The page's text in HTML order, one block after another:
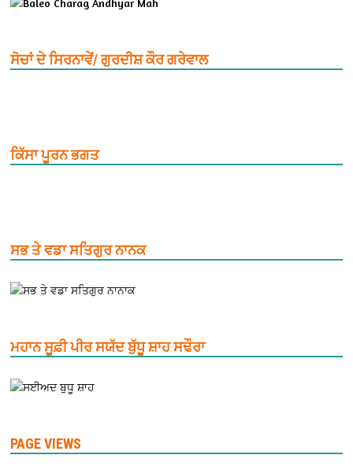
ਸੋਚਾਂ ਦੇ ਸਿਰਨਾਵੇਂ/ ਗੁਰਦੀਸ਼ ਕੌਰ ਗਰੇਵਾਲ
ਕਿੱਸਾ ਪੂਰਨ ਭਗਤ
ਸਭ ਤੇ ਵਡਾ ਸਤਿਗੁਰ ਨਾਨਕ
ਮਹਾਨ ਸੂਫ਼ੀ ਪੀਰ ਸਯੱਦ ਬੁੱਧੂ ਸ਼ਾਹ ਸਢੌਰਾ
PAGE VIEWS